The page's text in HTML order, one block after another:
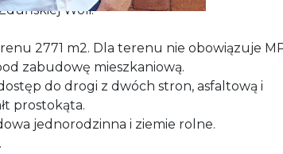
Woli.
2771 m2. Dla terenu nie obowiązuje
zabudowę mieszkaniową.
dostęp do drogi z dwóch stron, asfaltową i
prostokąta.
jednorodzinna i ziemie rolne.